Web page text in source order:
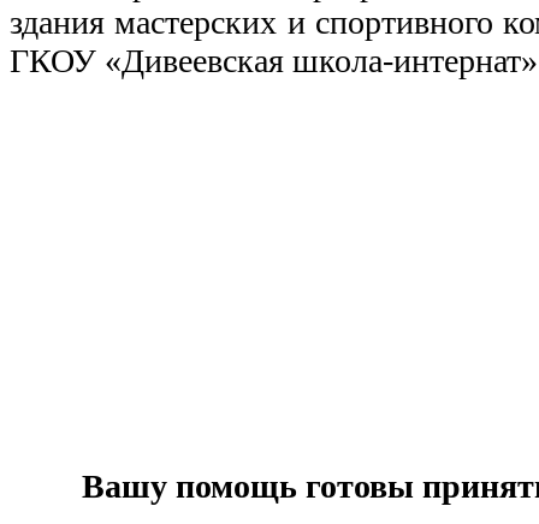
здания мастерских и спортивного
ГКОУ «Дивеевская школа-
Вашу помощь готовы